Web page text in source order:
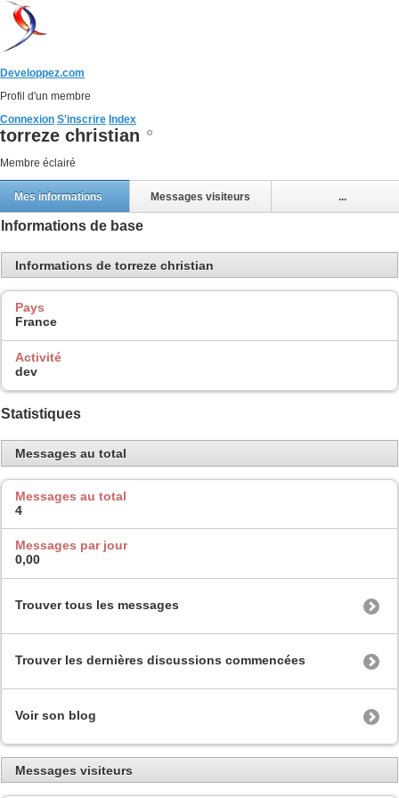
Developpez.com
Profil d'un membre
Connexion S'inscrire Index
torreze christian
Membre éclairé
Mes informations Messages visiteurs ...
Informations de base
Informations de torreze christian
Pays
France
Activité
dev
Statistiques
Messages au total
Messages au total
4
Messages par jour
0,00
Trouver tous les messages
Trouver les dernières discussions commencées
Voir son blog
Messages visiteurs